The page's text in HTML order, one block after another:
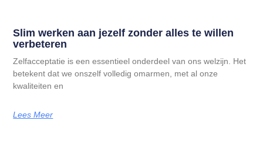
Slim werken aan jezelf zonder alles te willen
verbeteren
Zelfacceptatie is een essentieel onderdeel van ons welzijn. Het
betekent dat we onszelf volledig omarmen, met al onze
kwaliteiten en
Lees Meer